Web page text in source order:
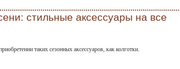
стильные аксессуары на все
таких сезонных аксессуаров, как колготки.